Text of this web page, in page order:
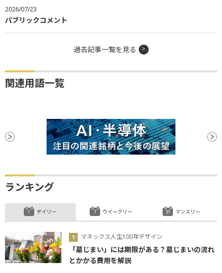
2026/07/23
パブリックコメント
過去記事一覧を見る
関連用語一覧
ランキング
デイリー
マネックス人生100年デザイン
「墓じまい」には期限がある？墓じまいの流れ
とかかる費用を解説
ウイークリー マンスリー